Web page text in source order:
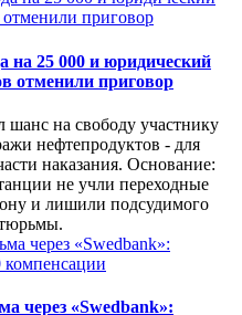
на 25 000 и юридический
отменили приговор
шанс на свободу участнику
нефтепродуктов - для
наказания. Основание:
не учли переходные
и лишили подсудимого
через «Swedbank»: